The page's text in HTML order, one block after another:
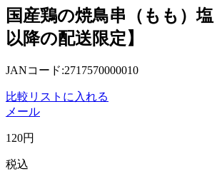
国産鶏の焼鳥串（もも）
以降の配送限定】
JANコード:2717570000010
比較リストに入れる
メール
120円
税込